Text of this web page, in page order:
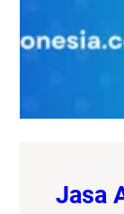
Jasa